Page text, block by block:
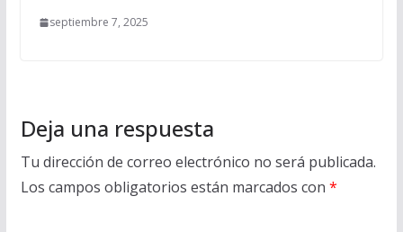
septiembre 7, 2025
Deja una respuesta
Tu dirección de correo electrónico no será publicada.
Los campos obligatorios están marcados con *